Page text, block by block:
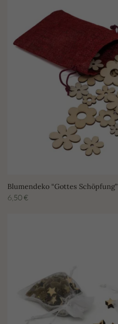
Blumendeko “Gottes Schöpfung”
6,50€